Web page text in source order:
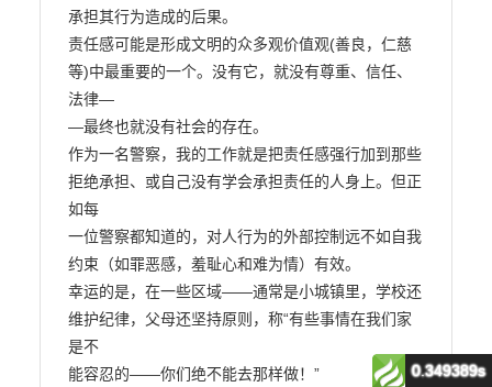
0.349389s